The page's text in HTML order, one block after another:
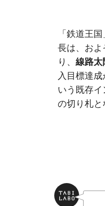
「鉄道王
長は、およ
り、 線路太
入目標達
いう既存
の切り札と